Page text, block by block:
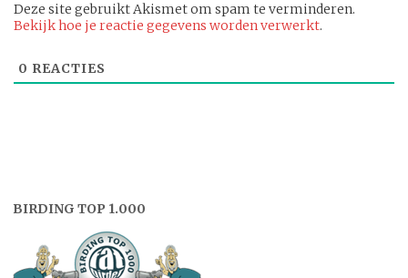
Deze site gebruikt Akismet om spam te verminderen.
Bekijk hoe je reactie gegevens worden verwerkt.
0 REACTIES
BIRDING TOP 1.000